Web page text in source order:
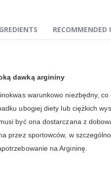
dawką argininy
warunkowo niezbędny,
ubogiej diety lub ciężkich
być ona dostarczana z
przez sportowców, w
na Argininę.
RECOMMENDED